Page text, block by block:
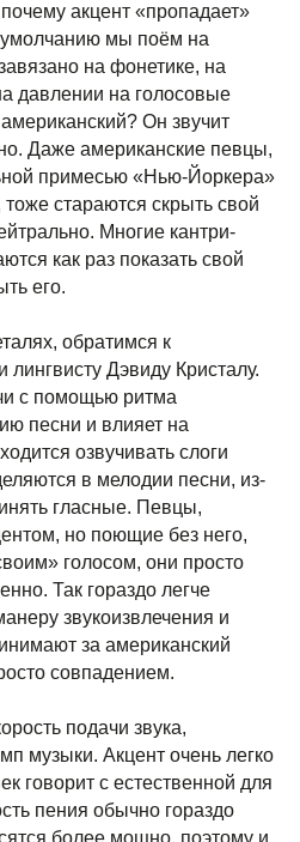
акцент «пропадает»
мы поём на
на фонетике, на
давлении на голосовые
Он звучит
Даже американские певцы,
примесью «Нью-Йоркера»
стараются скрыть свой
Многие кантри-
как раз показать свой
его.
обратимся к
лингвисту Дэвиду Кристалу.
с помощью ритма
песни и влияет на
озвучивать слоги
в мелодии песни, из-
гласные. Певцы,
но поющие без него,
голосом, они просто
Так гораздо легче
звукоизвлечения и
за американский
совпадением.
подачи звука,
музыки. Акцент очень легко
говорит с естественной для
пения обычно гораздо
более мощно, поэтому и